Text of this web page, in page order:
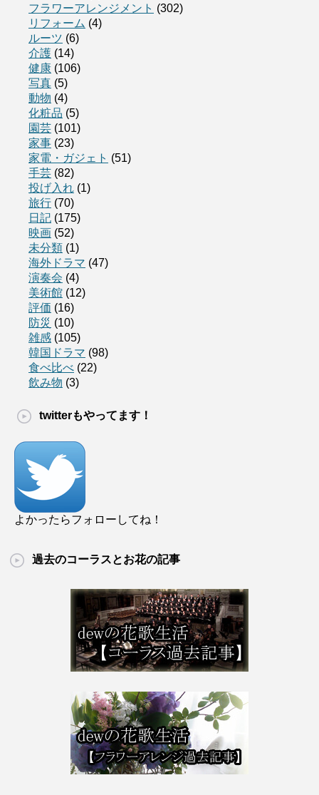
フラワーアレンジメント (302)
リフォーム (4)
ルーツ (6)
介護 (14)
健康 (106)
写真 (5)
動物 (4)
化粧品 (5)
園芸 (101)
家事 (23)
家電・ガジェト (51)
手芸 (82)
投げ入れ (1)
旅行 (70)
日記 (175)
映画 (52)
未分類 (1)
海外ドラマ (47)
演奏会 (4)
美術館 (12)
評価 (16)
防災 (10)
雑感 (105)
韓国ドラマ (98)
食べ比べ (22)
飲み物 (3)
twitterもやってます！
よかったらフォローしてね！
過去のコーラスとお花の記事